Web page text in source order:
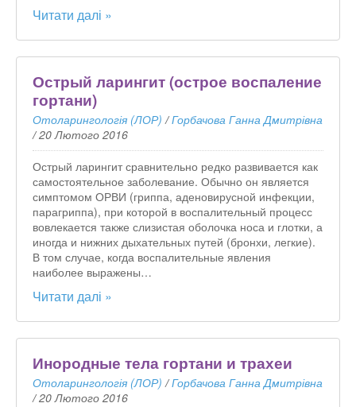
Читати далі »
Острый ларингит (острое воспаление
гортани)
Отоларингологія (ЛОР) /Горбачова Ганна Дмитрівна
/20 Лютого 2016
Острый ларингит сравнительно редко развивается как
самостоятельное заболевание. Обычно он является
симптомом ОРВИ (гриппа, аденовирусной инфекции,
парагриппа), при которой в воспалительный процесс
вовлекается также слизистая оболочка носа и глотки, а
иногда и нижних дыхательных путей (бронхи, легкие).
В том случае, когда воспалительные явления
наиболее выражены…
Читати далі »
Инородные тела гортани и трахеи
Отоларингологія (ЛОР) /Горбачова Ганна Дмитрівна
/20 Лютого 2016